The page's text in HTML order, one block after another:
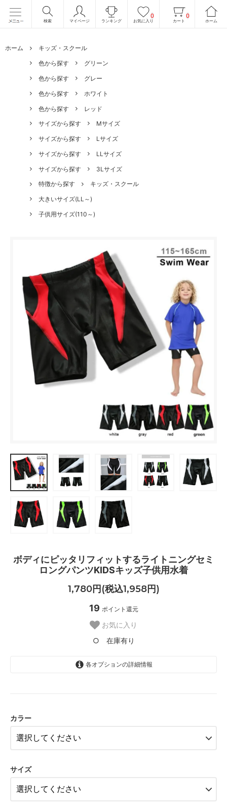
検索 マイページ ランキング
0
お気に入り
0
カート ホーム
ホーム
キッズ・スクール
色から探す
グリーン
色から探す
グレー
色から探す
ホワイト
色から探す
レッド
サイズから探す
Mサイズ
サイズから探す
Lサイズ
サイズから探す
LLサイズ
サイズから探す
3Lサイズ
特徴から探す
キッズ・スクール
大きいサイズ(LL～)
子供用サイズ(110～)
ボディにピッタリフィットするライトニングセミ
ロングパンツKIDSキッズ子供用水着
1,780円(税込1,958円)
19 ポイント還元
お気に入り
○ 在庫有り
各オプションの詳細情報
カラー
サイズ